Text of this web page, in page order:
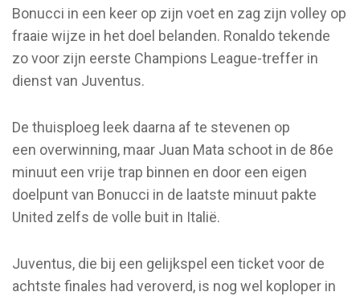
Bonucci in een keer op zijn voet en zag zijn volley op
fraaie wijze in het doel belanden. Ronaldo tekende
zo voor zijn eerste Champions League-treffer in
dienst van Juventus.
De thuisploeg leek daarna af te stevenen op
een overwinning, maar Juan Mata schoot in de 86e
minuut een vrije trap binnen en door een eigen
doelpunt van Bonucci in de laatste minuut pakte
United zelfs de volle buit in Italië.
Juventus, die bij een gelijkspel een ticket voor de
achtste finales had veroverd, is nog wel koploper in